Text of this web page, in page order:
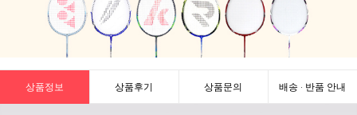
상품정보 상품후기 상품문의 배송 · 반품 안내